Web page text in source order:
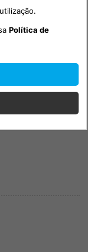
Política de